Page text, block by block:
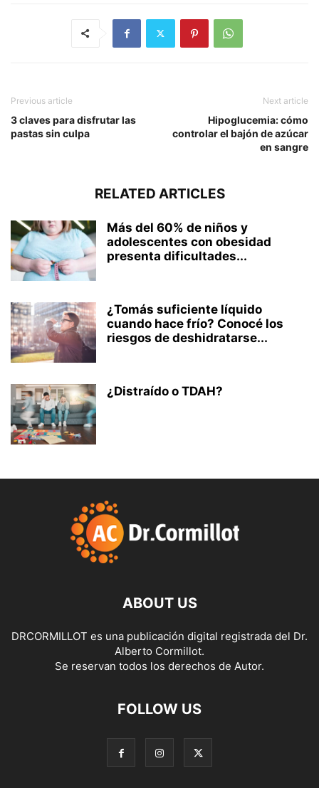
Previous article
3 claves para disfrutar las
pastas sin culpa
Next article
Hipoglucemia: cómo
controlar el bajón de azúcar
en sangre
RELATED ARTICLES
Más del 60% de niños y
adolescentes con obesidad
presenta dificultades...
¿Tomás suficiente líquido
cuando hace frío? Conocé los
riesgos de deshidratarse...
¿Distraído o TDAH?
ABOUT US
DRCORMILLOT es una publicación digital registrada del Dr.
Alberto Cormillot.
Se reservan todos los derechos de Autor.
FOLLOW US